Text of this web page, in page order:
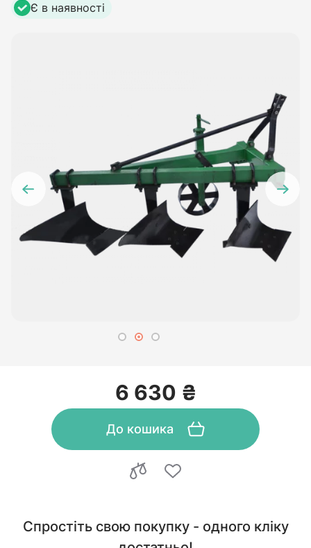
Є в наявності
6 630 ₴
До кошика
Спростіть свою покупку - одного кліку